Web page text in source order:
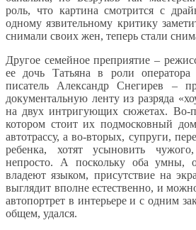
роль, что картина смотрится с
одному язвительному критику
снимали своих жен, теперь стали
Другое семейное преприятие –
ее дочь Татьяна в роли
писатель Александр Снегирев –
документальную ленту из разряда
на двух интригующих сюжетах. Во-
котором стоит их подмосковный
автотрассу, а во-вторых, супруги,
ребенка, хотят усыновить
непросто. А поскольку оба умны,
владеют языком, присутствие на
выглядит вполне естественно, и
автопортрет в интерьере и с одним
общем, удался.